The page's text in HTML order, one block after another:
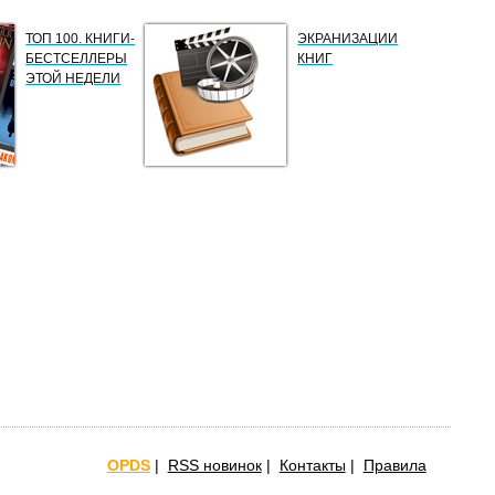
ТОП 100. КНИГИ-
БЕСТСЕЛЛЕРЫ
ЭТОЙ НЕДЕЛИ
ЭКРАНИЗАЦИИ
КНИГ
OPDS| RSS новинок| Контакты| Правила